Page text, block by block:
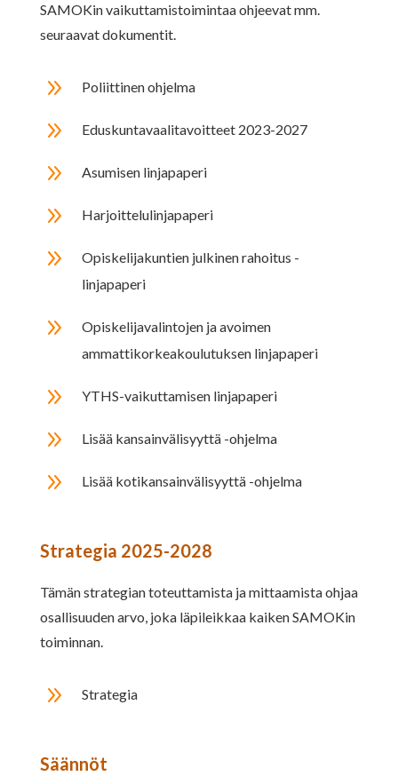
SAMOKin vaikuttamistoimintaa ohjeevat mm.
seuraavat dokumentit.
9 Poliittinen ohjelma
9 Eduskuntavaalitavoitteet 2023-2027
9 Asumisen linjapaperi
9 Harjoittelulinjapaperi
9
Opiskelijakuntien julkinen rahoitus -
linjapaperi
9
Opiskelijavalintojen ja avoimen
ammattikorkeakoulutuksen linjapaperi
9 YTHS-vaikuttamisen linjapaperi
9 Lisää kansainvälisyyttä -ohjelma
9 Lisää kotikansainvälisyyttä -ohjelma
Strategia 2025-2028
Tämän strategian toteuttamista ja mittaamista ohjaa
osallisuuden arvo, joka läpileikkaa kaiken SAMOKin
toiminnan.
9 Strategia
Säännöt